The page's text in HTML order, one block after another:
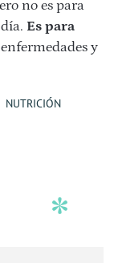
no es para
Es para
y
NUTRICIÓN